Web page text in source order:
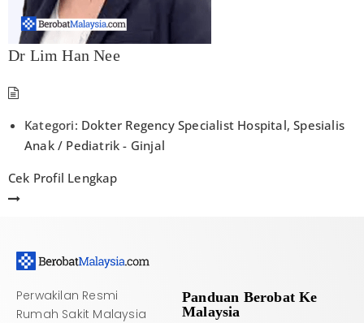
Dr Lim Han Nee
Kategori: Dokter Regency Specialist Hospital,Spesialis
Anak / Pediatrik - Ginjal
Cek Profil Lengkap
Perwakilan Resmi
Rumah Sakit Malaysia
Panduan Berobat Ke
Malaysia